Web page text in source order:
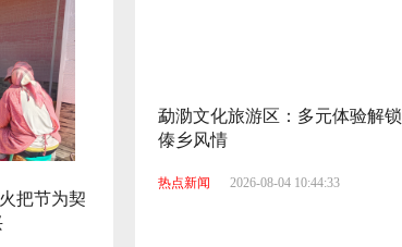
把节为契
勐泐文化旅游区：多元体验解锁
傣乡风情
热点新闻 2026-08-04 10:44:33